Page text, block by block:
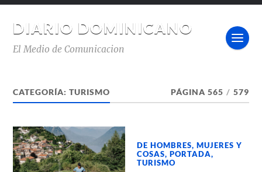
DIARIO DOMINICANO
El Medio de Comunicacion
CATEGORÍA:TURISMO PÁGINA 565 / 579
DE HOMBRES, MUJERES Y
COSAS,PORTADA,
TURISMO